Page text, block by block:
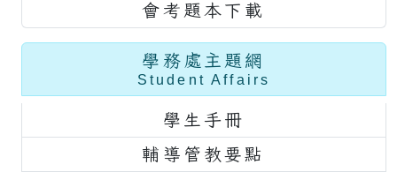
會考題本下載
學務處主題網
Student Affairs
學生手冊
輔導管教要點